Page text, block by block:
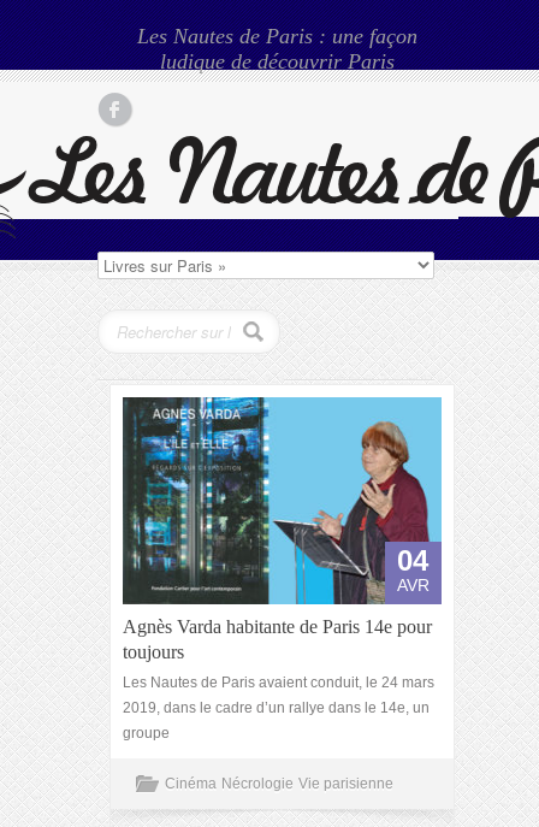
Les Nautes de Paris : une façon
ludique de découvrir Paris
04
AVR
Agnès Varda habitante de Paris 14e pour
toujours
Les Nautes de Paris avaient conduit, le 24 mars
2019, dans le cadre d’un rallye dans le 14e, un
groupe
Cinéma Nécrologie Vie parisienne